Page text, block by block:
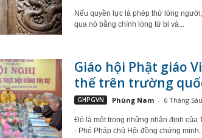
Nếu quyền lực là phép thử lòng
qua nó bằng chính lòng từ bi và...
Giáo hội Phật giáo
thế trên trường
GHPGVN Phùng Nam - 6 Tháng
Đó là một trong những nhận định của
- Phó Pháp chủ Hội đồng chứng minh,